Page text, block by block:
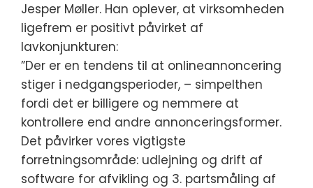
Jesper Møller. Han oplever, at virksomheden
ligefrem er positivt påvirket af
lavkonjunkturen:
”Der er en tendens til at onlineannoncering
stiger i nedgangsperioder, – simpelthen
fordi det er billigere og nemmere at
kontrollere end andre annonceringsformer.
Det påvirker vores vigtigste
forretningsområde: udlejning og drift af
software for afvikling og 3. partsmåling af